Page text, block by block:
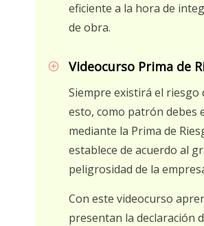
eficiente a la hora de
de obra.
Videocurso Prima de
Siempre existirá el riesgo
esto, como patrón debes
mediante la Prima de
establece de acuerdo al
peligrosidad de la
Con este videocurso
presentan la declaración